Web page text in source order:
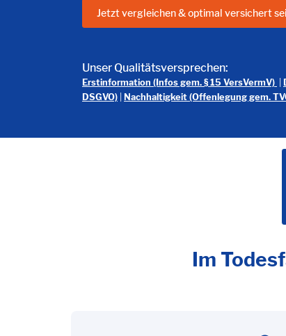
Jetzt vergleichen & optimal versichert
Unser Qualitätsversprechen:
Erstinformation (Infos gem. § 15 VersVermV)
DSGVO)
Nachhaltigkeit (Offenlegung gem.
Im